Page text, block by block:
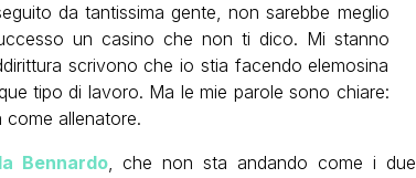
da tantissima gente, non sarebbe meglio
un casino che non ti dico. Mi stanno
scrivono che io stia facendo elemosina
tipo di lavoro. Ma le mie parole sono chiare:
come allenatore.
Bennardo, che non sta andando come i due